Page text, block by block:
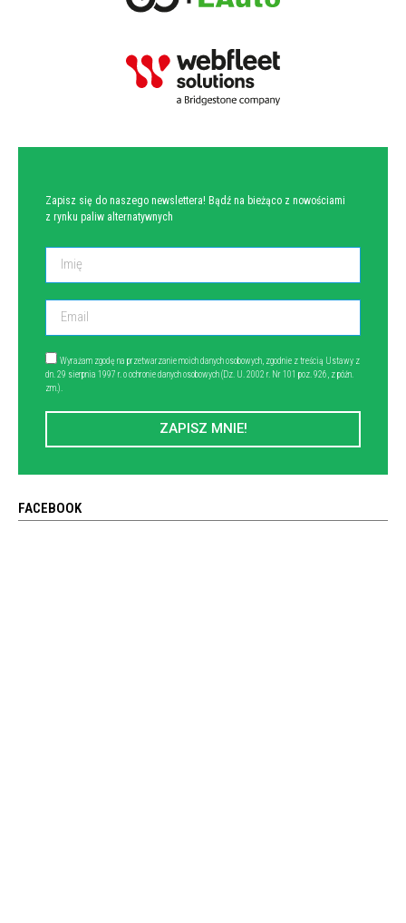
Zapisz się do naszego newslettera! Bądź na bieżąco z nowościami
z rynku paliw alternatywnych
Wyrażam zgodę na przetwarzanie moich danych osobowych, zgodnie z treścią Ustawy z
dn. 29 sierpnia 1997 r. o ochronie danych osobowych (Dz. U. 2002 r. Nr 101 poz. 926, z późn.
zm.).
ZAPISZ MNIE!
FACEBOOK